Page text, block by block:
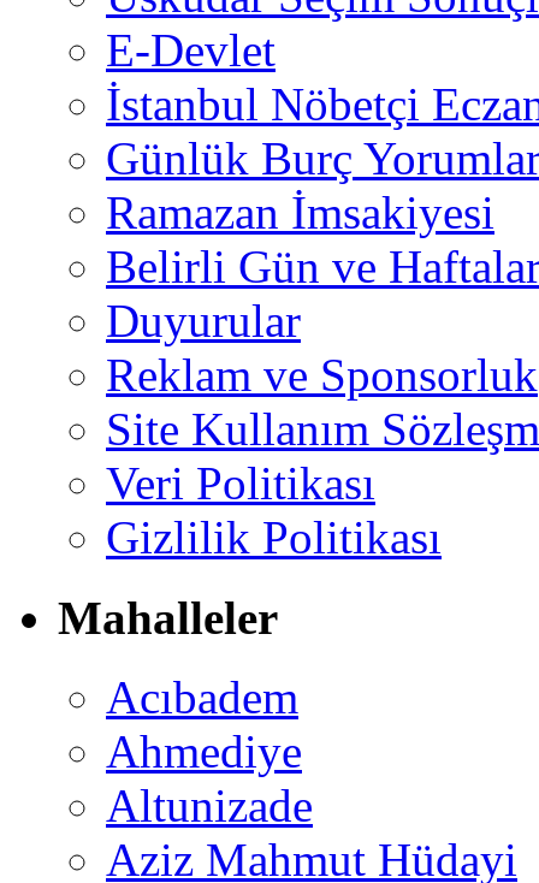
E-Devlet
İstanbul Nöbetçi
Günlük Burç
Ramazan İmsakiyesi
Belirli Gün ve
Duyurular
Reklam ve Sponsorluk
Site Kullanım
Veri Politikası
Gizlilik Politikası
Mahalleler
Acıbadem
Ahmediye
Altunizade
Aziz Mahmut Hüdayi